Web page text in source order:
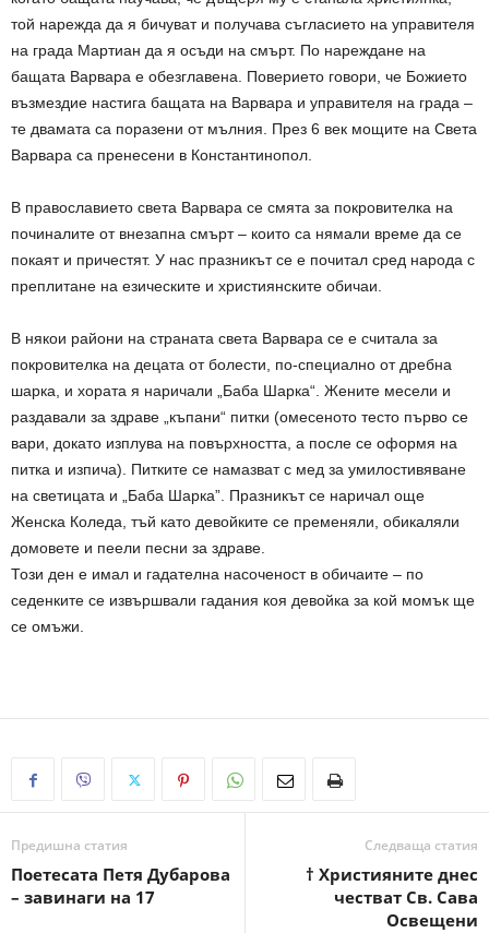
той нарежда да я бичуват и получава съгласието на управителя
на града Мартиан да я осъди на смърт. По нареждане на
бащата Варвара е обезглавена. Поверието говори, че Божието
възмездие настига бащата на Варвара и управителя на града –
те двамата са поразени от мълния. През 6 век мощите на Света
Варвара са пренесени в Константинопол.
В православието света Варвара се смята за покровителка на
починалите от внезапна смърт – които са нямали време да се
покаят и причестят. У нас празникът се е почитал сред народа с
преплитане на езическите и християнските обичаи.
В някои райони на страната света Варвара се е считала за
покровителка на децата от болести, по-специално от дребна
шарка, и хората я наричали „Баба Шарка“. Жените месели и
раздавали за здраве „къпани“ питки (омесеното тесто първо се
вари, докато изплува на повърхността, а после се оформя на
питка и изпича). Питките се намазват с мед за умилостивяване
на светицата и „Баба Шарка”. Празникът се наричал още
Женска Коледа, тъй като девойките се пременяли, обикаляли
домовете и пеели песни за здраве.
Този ден е имал и гадателна насоченост в обичаите – по
седенките се извършвали гадания коя девойка за кой момък ще
се омъжи.
Предишна статия
Поетесата Петя Дубарова
– завинаги на 17
Следваща статия
† Християните днес
честват Св. Сава
Освещени